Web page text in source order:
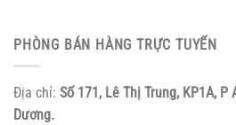
PHÒNG BÁN HÀNG TRỰC TUYẾN
Địa chỉ: Số 171, Lê Thị Trung, KP1A, P
Dương.